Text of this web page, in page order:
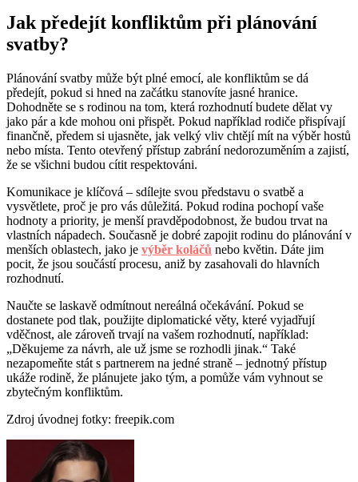
Jak předejít konfliktům při plánování
svatby?
Plánování svatby může být plné emocí, ale konfliktům se dá
předejít, pokud si hned na začátku stanovíte jasné hranice.
Dohodněte se s rodinou na tom, která rozhodnutí budete dělat vy
jako pár a kde mohou oni přispět. Pokud například rodiče přispívají
finančně, předem si ujasněte, jak velký vliv chtějí mít na výběr hostů
nebo místa. Tento otevřený přístup zabrání nedorozuměním a zajistí,
že se všichni budou cítit respektováni.
Komunikace je klíčová – sdílejte svou představu o svatbě a
vysvětlete, proč je pro vás důležitá. Pokud rodina pochopí vaše
hodnoty a priority, je menší pravděpodobnost, že budou trvat na
vlastních nápadech. Současně je dobré zapojit rodinu do plánování v
menších oblastech, jako je výběr koláčů nebo květin. Dáte jim
pocit, že jsou součástí procesu, aniž by zasahovali do hlavních
rozhodnutí.
Naučte se laskavě odmítnout nereálná očekávání. Pokud se
dostanete pod tlak, použijte diplomatické věty, které vyjadřují
vděčnost, ale zároveň trvají na vašem rozhodnutí, například:
„Děkujeme za návrh, ale už jsme se rozhodli jinak.“ Také
nezapomeňte stát s partnerem na jedné straně – jednotný přístup
ukáže rodině, že plánujete jako tým, a pomůže vám vyhnout se
zbytečným konfliktům.
Zdroj úvodnej fotky: freepik.com